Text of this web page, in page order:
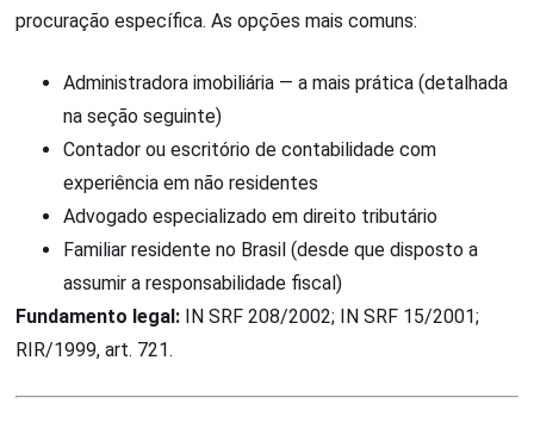
procuração específica. As opções mais comuns:
Administradora imobiliária — a mais prática (detalhada
na seção seguinte)
Contador ou escritório de contabilidade com
experiência em não residentes
Advogado especializado em direito tributário
Familiar residente no Brasil (desde que disposto a
assumir a responsabilidade fiscal)
Fundamento legal: IN SRF 208/2002; IN SRF 15/2001;
RIR/1999, art. 721.